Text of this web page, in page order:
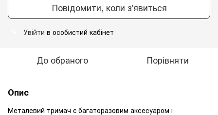
Повідомити, коли з'явиться
Увійти в особистий кабінет
До обраного Порівняти
Опис
Металевий тримач є багаторазовим аксесуаром і